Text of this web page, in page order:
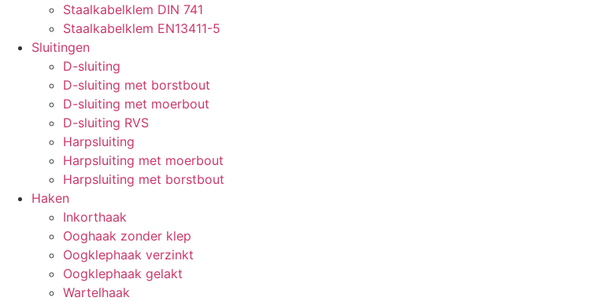
Staalkabelklem DIN 741
Staalkabelklem EN13411-5
Sluitingen
D-sluiting
D-sluiting met borstbout
D-sluiting met moerbout
D-sluiting RVS
Harpsluiting
Harpsluiting met moerbout
Harpsluiting met borstbout
Haken
Inkorthaak
Ooghaak zonder klep
Oogklephaak verzinkt
Oogklephaak gelakt
Wartelhaak